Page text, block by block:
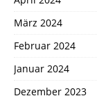
März 2024
Februar 2024
Januar 2024
Dezember 2023